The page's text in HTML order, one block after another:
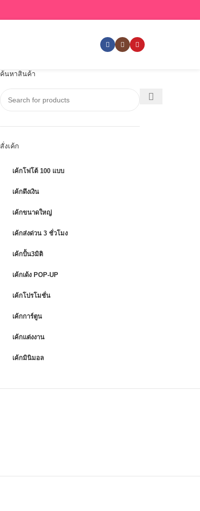
ค้นหาสินค้า
สั่งเค้ก
เค้กโฟโต้ 100 แบบ
เค้กดึงเงิน
เค้กขนาดใหญ่
เค้กส่งด่วน 3 ชั่วโมง
เค้กปั้น3มิติ
เค้กเด้ง POP-UP
เค้กโปรโมชั่น
เค้กการ์ตูน
เค้กแต่งงาน
เค้กมินิมอล